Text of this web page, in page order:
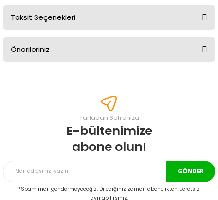
Taksit Seçenekleri
Önerileriniz
Görüş ve önerileriniz için teşekkür ederiz.
Ürün resmi kalitesiz, bozuk veya görüntülenemiyor.
Ürün bilgilerinde hatalar bulunuyor.
Bu ürüne benzer farklı alternatifler olmalı.
Tarladan Sofranıza
E-bültenimize
abone olun!
GÖNDER
*Spam mail göndermeyeceğiz. Dilediğiniz zaman abonelikten ücretsiz
ayrılabilirsiniz.